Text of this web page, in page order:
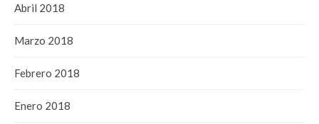
Abril 2018
Marzo 2018
Febrero 2018
Enero 2018